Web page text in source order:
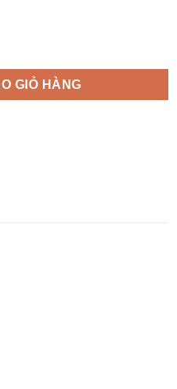
HS-35 HS-55 HS-90 số lượng
GIỎ HÀNG